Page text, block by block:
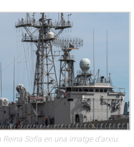
Sofía en una imatge d’arxiu.